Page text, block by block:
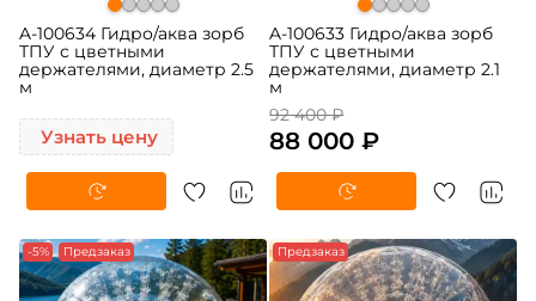
A-100634 Гидро/аква зорб
ТПУ с цветными
держателями, диаметр 2.5
м
Узнать цену
A-100633 Гидро/аква зорб
ТПУ с цветными
держателями, диаметр 2.1
м
92 400 ₽
88 000 ₽
-5% Предзаказ Предзаказ